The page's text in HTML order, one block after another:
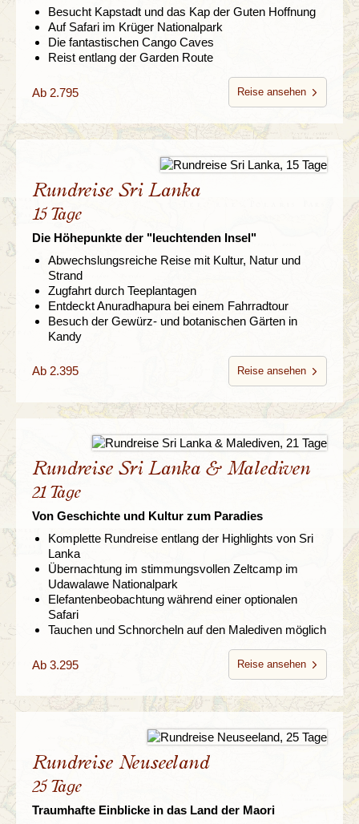
Besucht Kapstadt und das Kap der Guten Hoffnung
Auf Safari im Krüger Nationalpark
Die fantastischen Cango Caves
Reist entlang der Garden Route
Ab 2.795 Reise ansehen
Rundreise Sri Lanka
15 Tage
Die Höhepunkte der "leuchtenden Insel"
Abwechslungsreiche Reise mit Kultur, Natur und
Strand
Zugfahrt durch Teeplantagen
Entdeckt Anuradhapura bei einem Fahrradtour
Besuch der Gewürz- und botanischen Gärten in
Kandy
Ab 2.395 Reise ansehen
Rundreise Sri Lanka & Malediven
21 Tage
Von Geschichte und Kultur zum Paradies
Komplette Rundreise entlang der Highlights von Sri
Lanka
Übernachtung im stimmungsvollen Zeltcamp im
Udawalawe Nationalpark
Elefantenbeobachtung während einer optionalen
Safari
Tauchen und Schnorcheln auf den Malediven möglich
Ab 3.295 Reise ansehen
Rundreise Neuseeland
25 Tage
Traumhafte Einblicke in das Land der Maori